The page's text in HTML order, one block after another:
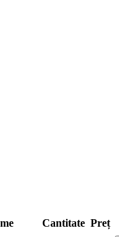
Cantitate Preț